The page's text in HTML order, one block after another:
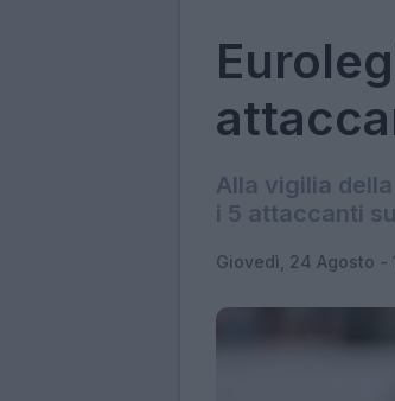
Alla vigilia
i 5 attaccanti
Giovedì, 24 Agosto -